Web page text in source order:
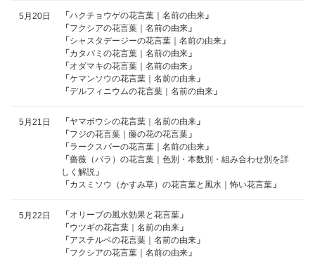
5月20日 「 ハクチョウゲの花言葉｜名前の由来 」
「 フクシアの花言葉｜名前の由来 」
「 シャスタデージーの花言葉｜名前の由来 」
「 カタバミの花言葉｜名前の由来 」
「 オダマキの花言葉｜名前の由来 」
「 ケマンソウの花言葉｜名前の由来 」
「 デルフィニウムの花言葉｜名前の由来 」
5月21日 「 ヤマボウシの花言葉｜名前の由来 」
「 フジの花言葉｜藤の花の花言葉 」
「 ラークスパーの花言葉｜名前の由来 」
「 薔薇（バラ）の花言葉｜色別・本数別・組み合わせ別を詳
しく解説 」
「 カスミソウ（かすみ草）の花言葉と風水｜怖い花言葉 」
5月22日 「 オリーブの風水効果と花言葉 」
「 ウツギの花言葉｜名前の由来 」
「 アスチルベの花言葉｜名前の由来 」
「 フクシアの花言葉｜名前の由来 」